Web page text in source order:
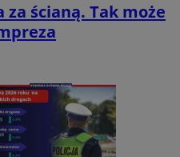
za ścianą. Tak może